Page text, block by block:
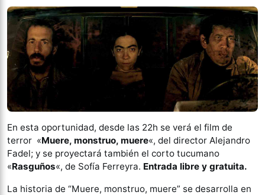
En esta oportunidad, desde las 22h se verá el film de
terror «Muere, monstruo, muere«, del director Alejandro
Fadel; y se proyectará también el corto tucumano
«Rasguños«, de Sofía Ferreyra. Entrada libre y gratuita.
La historia de “Muere, monstruo, muere” se desarrolla en